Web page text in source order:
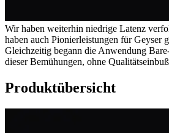
Wir haben weiterhin niedrige Latenz
haben auch Pionierleistungen für Geyser
Gleichzeitig begann die Anwendung
dieser Bemühungen, ohne
Produktübersicht